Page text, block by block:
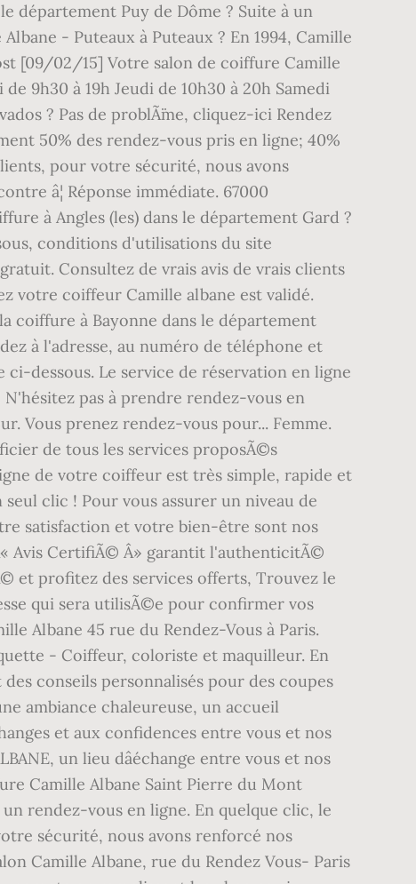
département Puy de Dôme ? Suite à un
- Puteaux à Puteaux ? En 1994, Camille
[09/02/15] Votre salon de coiffure Camille
9h30 à 19h Jeudi de 10h30 à 20h Samedi
? Pas de problÃ¨me, cliquez-ici Rendez
50% des rendez-vous pris en ligne; 40%
pour votre sécurité, nous avons
â¦ Réponse immédiate. 67000
à Angles (les) dans le département Gard ?
conditions d'utilisations du site
Consultez de vrais avis de vrais clients
votre coiffeur Camille albane est validé.
coiffure à Bayonne dans le département
à l'adresse, au numéro de téléphone et
dessous. Le service de réservation en ligne
pas à prendre rendez-vous en
Vous prenez rendez-vous pour... Femme.
de tous les services proposÃ©s
de votre coiffeur est très simple, rapide et
clic ! Pour vous assurer un niveau de
satisfaction et votre bien-être sont nos
Avis CertifiÃ© Â» garantit l'authenticitÃ©
et profitez des services offerts, Trouvez le
qui sera utilisÃ©e pour confirmer vos
Albane 45 rue du Rendez-Vous à Paris.
- Coiffeur, coloriste et maquilleur. En
conseils personnalisés pour des coupes
ambiance chaleureuse, un accueil
et aux confidences entre vous et nos
un lieu dâéchange entre vous et nos
Camille Albane Saint Pierre du Mont
rendez-vous en ligne. En quelque clic, le
sécurité, nous avons renforcé nos
Camille Albane, rue du Rendez Vous- Paris